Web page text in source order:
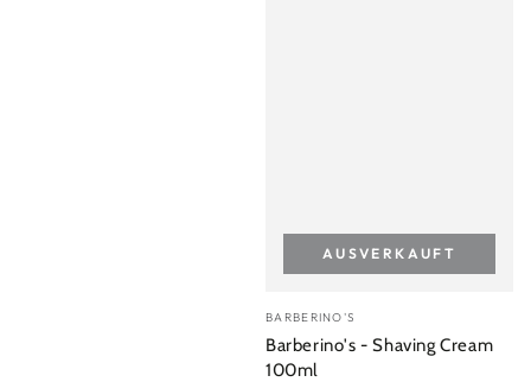
Verkäufer/in:
BARBERINO'S
Barberino's - Shaving Cream
100ml
AUSVERKAUFT